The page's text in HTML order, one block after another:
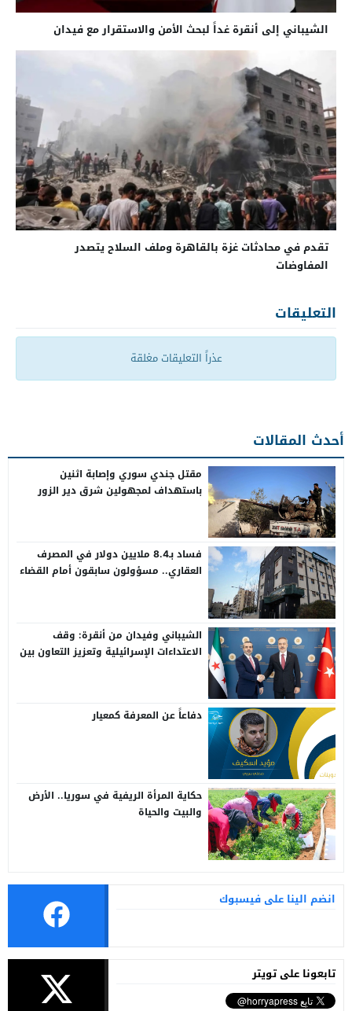
الشيباني إلى أنقرة غداً لبحث الأمن والاستقرار مع فيدان
تقدم في محادثات غزة بالقاهرة وملف السلاح يتصدر
المفاوضات
التعليقات
عذراً التعليقات مغلقة
أحدث المقالات
مقتل جندي سوري وإصابة اثنين
باستهداف لمجهولين شرق دير الزور
فساد بـ8.4 ملايين دولار في المصرف
العقاري.. مسؤولون سابقون أمام القضاء
الشيباني وفيدان من أنقرة: وقف
الاعتداءات الإسرائيلية وتعزيز التعاون بين
دفاعاً عن المعرفة كمعيار
حكاية المرأة الريفية في سوريا.. الأرض
والبيت والحياة
انضم الينا على فيسبوك
تابعونا على تويتر